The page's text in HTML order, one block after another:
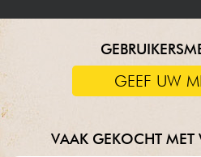
GEEF UW
VAAK GEKOCHT MET